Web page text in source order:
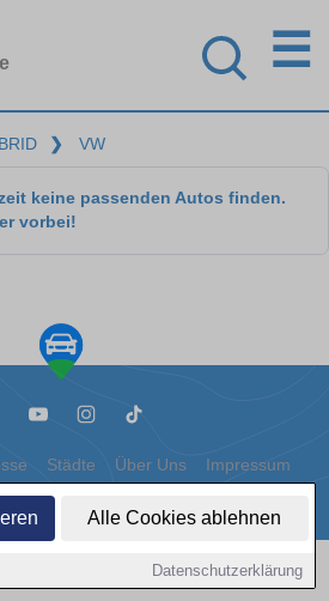
Alle Cookies ablehnen
Datenschutzerklärung
☰
❯ VW
keine passenden Autos finden.
vorbei!
Städte Über Uns Impressum
Cookies
GmbH | Content by: 1a-sites-autos